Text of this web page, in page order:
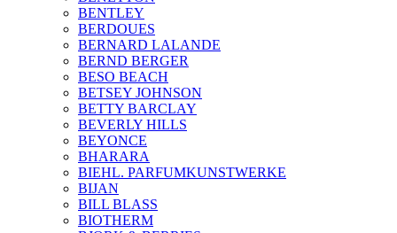
BENTLEY
BERDOUES
BERNARD LALANDE
BERND BERGER
BESO BEACH
BETSEY JOHNSON
BETTY BARCLAY
BEVERLY HILLS
BEYONCE
BHARARA
BIEHL. PARFUMKUNSTWERKE
BIJAN
BILL BLASS
BIOTHERM